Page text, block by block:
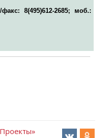
8(495)612-2685; моб.: